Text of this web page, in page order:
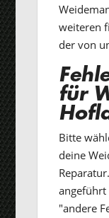
weiteren
der von
für
Bitte
deine
"andere